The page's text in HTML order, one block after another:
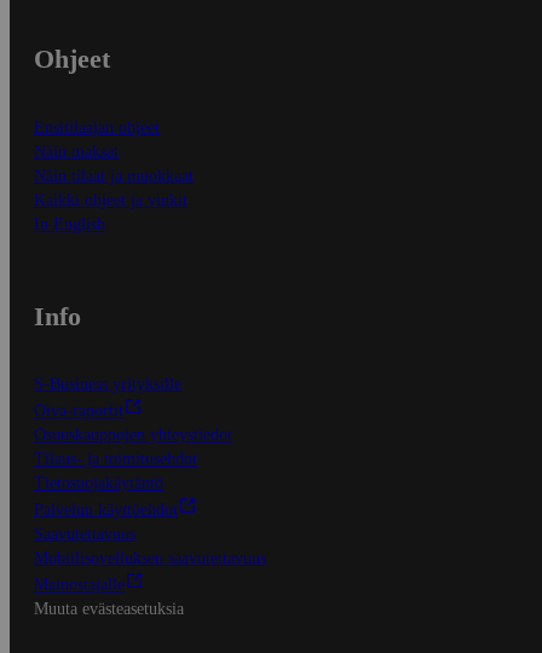
Ohjeet
Ensitilaajan ohjeet
Näin maksat
Näin tilaat ja muokkaat
Kaikki ohjeet ja vinkit
In English
Info
S-Business yrityksille
Oiva-raportit
Osuuskauppojen yhteystiedot
Tilaus- ja toimitusehdot
Tietosuojakäytäntö
Palvelun käyttöehdot
Saavutettavuus
Mobiilisovelluksen saavutettavuus
Mainostajalle
Muuta evästeasetuksia